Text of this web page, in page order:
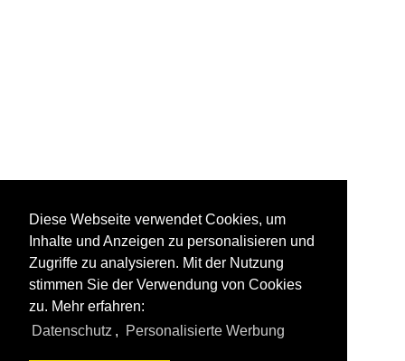
Diese Webseite verwendet Cookies, um
Inhalte und Anzeigen zu personalisieren und
Zugriffe zu analysieren. Mit der Nutzung
stimmen Sie der Verwendung von Cookies
zu. Mehr erfahren:
Datenschutz , Personalisierte Werbung